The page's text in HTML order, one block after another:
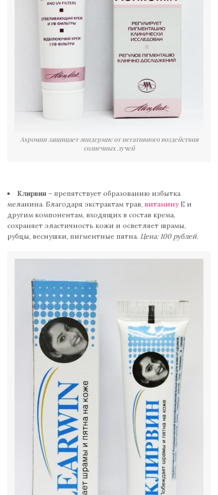
Ахромин защищает эпидермис от негативного воздействия
солнечных лучей
Клирвин – препятствует образованию избытка
меланина. Благодаря экстрактам трав, витаминуЕ и
другим компонентам, входящих в состав крема,
сохраняет эластичность кожи и осветляет шрамы,
рубцы, веснушки, пигментные пятна. Цена: 100 рублей.